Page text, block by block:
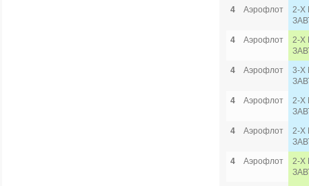
4
Аэрофлот
2-Х
4
Аэрофлот
2-Х
4
Аэрофлот
3-Х
4
Аэрофлот
2-Х
4
Аэрофлот
2-Х
4
Аэрофлот
2-Х